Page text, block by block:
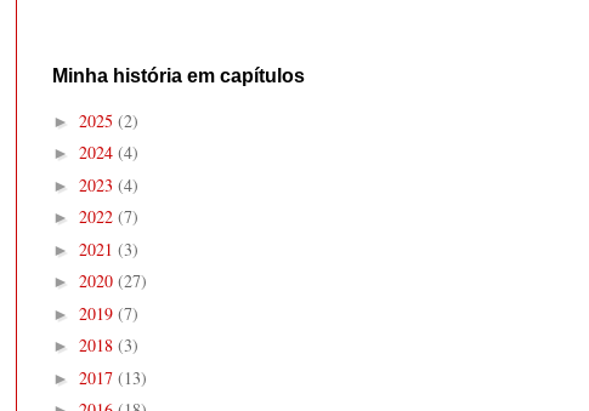
Minha história em capítulos
► 2025 (2)
► 2024 (4)
► 2023 (4)
► 2022 (7)
► 2021 (3)
► 2020 (27)
► 2019 (7)
► 2018 (3)
► 2017 (13)